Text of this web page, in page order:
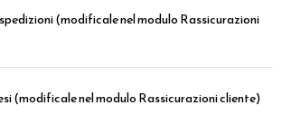
(modificale nel modulo Rassicurazioni
(modificale nel modulo Rassicurazioni cliente)